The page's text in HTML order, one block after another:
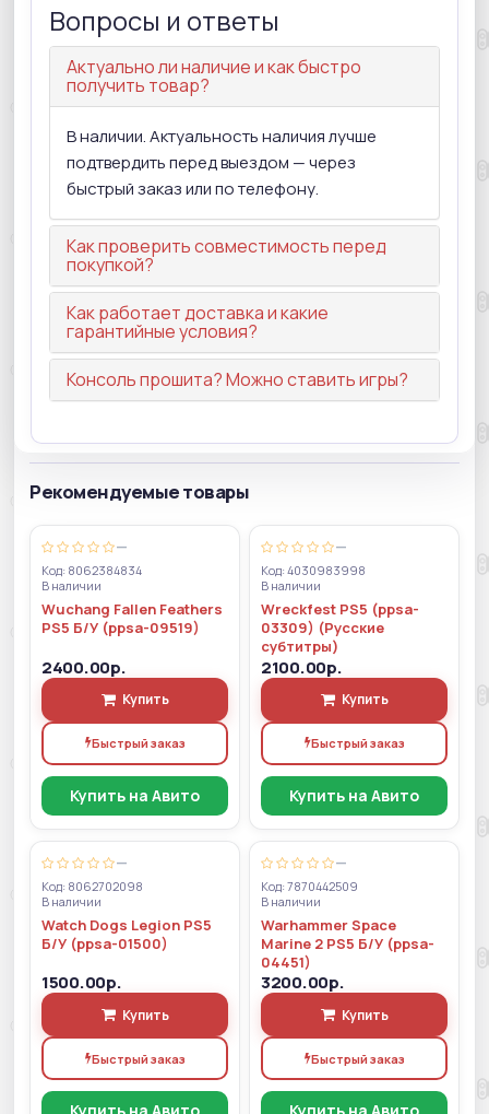
Вопросы и ответы
Актуально ли наличие и как быстро
получить товар?
В наличии. Актуальность наличия лучше
подтвердить перед выездом — через
быстрый заказ или по телефону.
Как проверить совместимость перед
покупкой?
Как работает доставка и какие
гарантийные условия?
Консоль прошита? Можно ставить игры?
Рекомендуемые товары
—
Код: 8062384834
В наличии
Wuchang Fallen Feathers
PS5 Б/У (ppsa-09519)
2400.00р.
Купить
Быстрый заказ
Купить на Авито
—
Код: 4030983998
В наличии
Wreckfest PS5 (ppsa-
03309) (Русские
субтитры)
2100.00р.
Купить
Быстрый заказ
Купить на Авито
—
Код: 8062702098
В наличии
Watch Dogs Legion PS5
Б/У (ppsa-01500)
1500.00р.
Купить
Быстрый заказ
—
Код: 7870442509
В наличии
Warhammer Space
Marine 2 PS5 Б/У (ppsa-
04451)
3200.00р.
Купить
Быстрый заказ